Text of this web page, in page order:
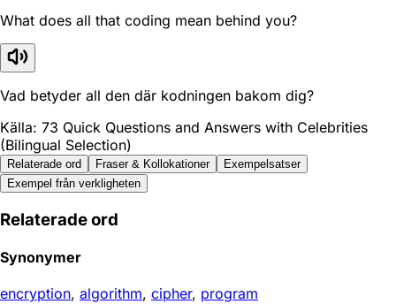
What does all that coding mean behind you?
Vad betyder all den där kodningen bakom dig?
Källa: 73 Quick Questions and Answers with Celebrities
(Bilingual Selection)
Relaterade ord Fraser & Kollokationer
Exempelsatser
Exempel från verkligheten
Relaterade ord
Synonymer
encryption, algorithm, cipher, program